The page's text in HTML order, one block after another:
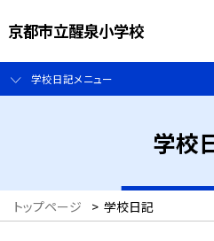
京都市立醒泉小学校
学校日記メニュー
学校
トップページ > 学校日記